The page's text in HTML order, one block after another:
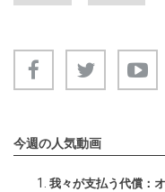
今週の人気動画
我々が支払う代償：